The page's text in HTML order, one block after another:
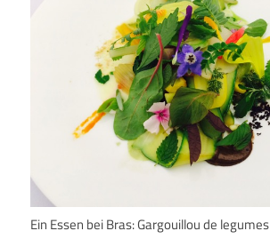
Ein Essen bei Bras: Gargouillou de legumes